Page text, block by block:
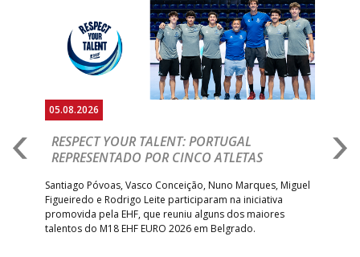
05.08.2026
RESPECT YOUR TALENT: PORTUGAL
REPRESENTADO POR CINCO ATLETAS
Santiago Póvoas, Vasco Conceição, Nuno Marques, Miguel
Figueiredo e Rodrigo Leite participaram na iniciativa
promovida pela EHF, que reuniu alguns dos maiores
talentos do M18 EHF EURO 2026 em Belgrado.